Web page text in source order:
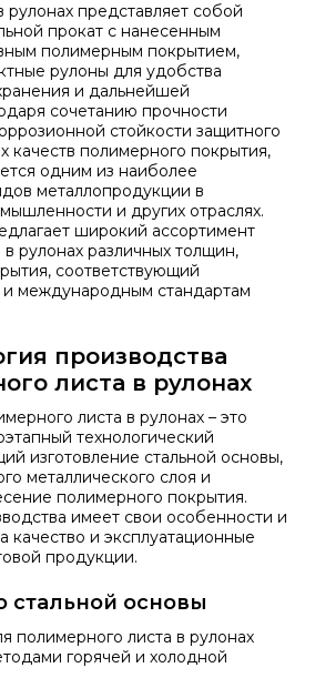
представляет собой
прокат с нанесенным
полимерным покрытием,
рулоны для удобства
и дальнейшей
сочетанию прочности
стойкости защитного
качеств полимерного покрытия,
одним из наиболее
металлопродукции в
и других отраслях.
широкий ассортимент
рулонах различных толщин,
соответствующий
международным стандартам
производства
листа в рулонах
листа в рулонах – это
технологический
изготовление стальной основы,
металлического слоя и
полимерного покрытия.
имеет свои особенности и
качество и эксплуатационные
продукции.
стальной основы
полимерного листа в рулонах
горячей и холодной